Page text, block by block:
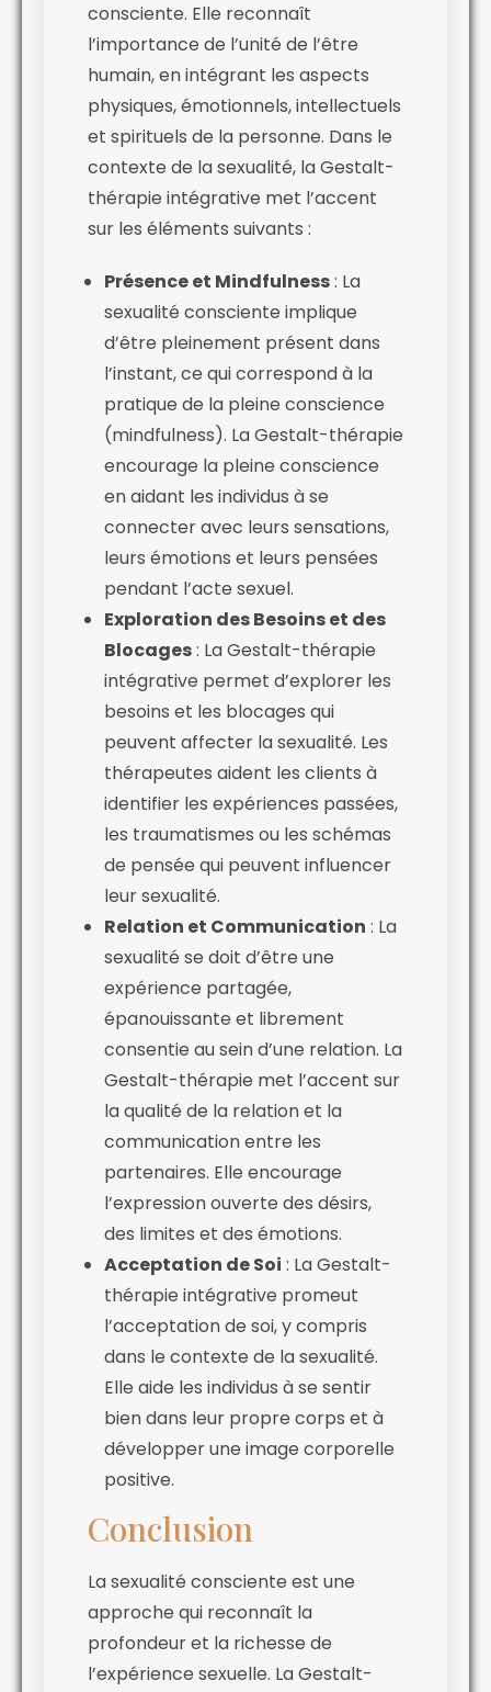
consciente. Elle reconnaît
l’importance de l’unité de l’être
humain, en intégrant les aspects
physiques, émotionnels, intellectuels
et spirituels de la personne. Dans le
contexte de la sexualité, la Gestalt-
thérapie intégrative met l’accent
sur les éléments suivants :
Présence et Mindfulness: La
sexualité consciente implique
d’être pleinement présent dans
l’instant, ce qui correspond à la
pratique de la pleine conscience
(mindfulness). La Gestalt-thérapie
encourage la pleine conscience
en aidant les individus à se
connecter avec leurs sensations,
leurs émotions et leurs pensées
pendant l’acte sexuel.
Exploration des Besoins et des
Blocages: La Gestalt-thérapie
intégrative permet d’explorer les
besoins et les blocages qui
peuvent affecter la sexualité. Les
thérapeutes aident les clients à
identifier les expériences passées,
les traumatismes ou les schémas
de pensée qui peuvent influencer
leur sexualité.
Relation et Communication : La
sexualité se doit d’être une
expérience partagée,
épanouissante et librement
consentie au sein d’une relation. La
Gestalt-thérapie met l’accent sur
la qualité de la relation et la
communication entre les
partenaires. Elle encourage
l’expression ouverte des désirs,
des limites et des émotions.
Acceptation de Soi : La Gestalt-
thérapie intégrative promeut
l’acceptation de soi, y compris
dans le contexte de la sexualité.
Elle aide les individus à se sentir
bien dans leur propre corps et à
développer une image corporelle
positive.
Conclusion
La sexualité consciente est une
approche qui reconnaît la
profondeur et la richesse de
l’expérience sexuelle. La Gestalt-